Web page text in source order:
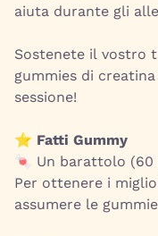
aiuta durante gli
Sostenete il vostro
gummies di
sessione!
⭐ Fatti Gummy
🍬 Un barattolo (60
Per ottenere i
assumere le